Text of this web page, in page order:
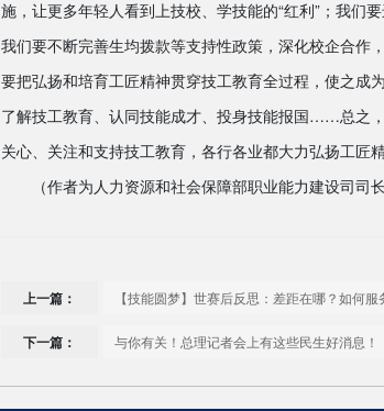
施，让更多年轻人看到上技校、学技能的“红利”；我们
我们要不断完善生均拨款等支持性政策，深化校企合作
要把弘扬和培育工匠精神贯穿技工教育全过程，使之成
了解技工教育、认同技能成才、投身技能报国……总之
关心、关注和支持技工教育，各行各业都大力弘扬工匠
（作者为人力资源和社会保障部职业能力建设司司长
上一篇： 【技能圆梦】世赛后反思：差距在哪？如何
下一篇： 与你有关！总理记者会上有这些民生好消息！